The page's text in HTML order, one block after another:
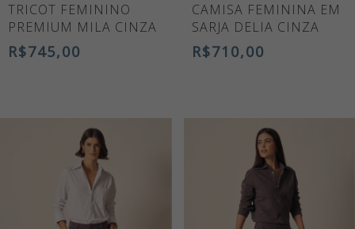
TRICOT FEMININO
PREMIUM MILA CINZA
R$745,00
CAMISA FEMININA EM
SARJA DELIA CINZA
R$710,00